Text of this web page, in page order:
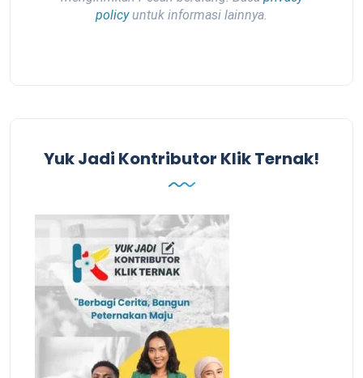
policyuntuk informasi lainnya.
Yuk Jadi Kontributor Klik Ternak!